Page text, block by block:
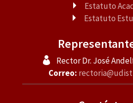
Estatuto
Estatuto
Rector Dr. José
Correo: